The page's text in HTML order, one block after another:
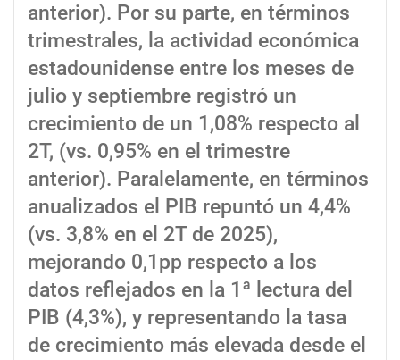
anterior). Por su parte, en términos
trimestrales, la actividad económica
estadounidense entre los meses de
julio y septiembre registró un
crecimiento de un 1,08% respecto al
2T, (vs. 0,95% en el trimestre
anterior). Paralelamente, en términos
anualizados el PIB repuntó un 4,4%
(vs. 3,8% en el 2T de 2025),
mejorando 0,1pp respecto a los
datos reflejados en la 1ª lectura del
PIB (4,3%), y representando la tasa
de crecimiento más elevada desde el